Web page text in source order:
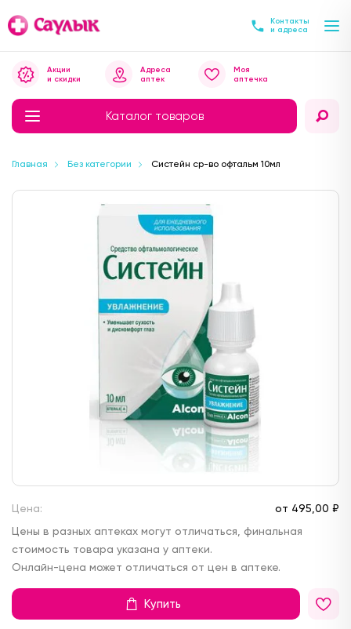
Контакты
и адреса
Каталог товаров
Акции
и скидки
Адреса
аптек
Моя
аптечка
Главная Без категории Систейн ср-во офтальм 10мл
Цена: от 495, 00 ₽
Цены в разных аптеках могут отличаться, финальная
стоимость товара указана у аптеки.
Онлайн-цена может отличаться от цен в аптеке.
Купить